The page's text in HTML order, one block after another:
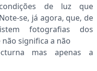
de luz que
se, já agora, que, de
fotografias dos
significa a não
mas apenas a